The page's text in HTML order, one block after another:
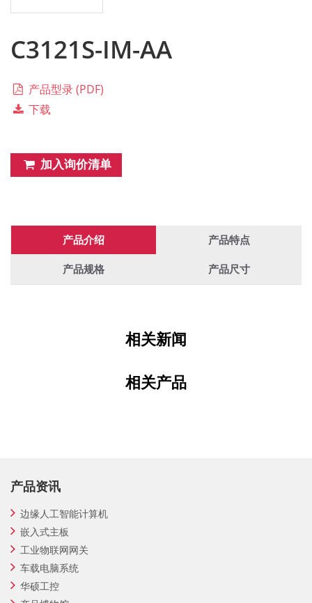
C3121S-IM-AA
产品型录 (PDF)
下载
加入询价清单
产品介绍 产品特点
产品规格 产品尺寸
相关新闻
相关产品
产品资讯
边缘人工智能计算机
嵌入式主板
工业物联网网关
车载电脑系统
华硕工控